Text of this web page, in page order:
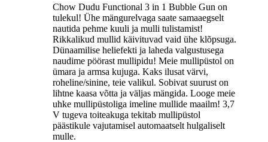
Chow Dudu Functional 3 in 1 Bubble Gun on
tulekul! Ühe mängurelvaga saate samaaegselt
nautida pehme kuuli ja mulli tulistamist!
Rikkalikud mullid käivituvad vaid ühe klõpsuga.
Dünaamilise heliefekti ja laheda valgustusega
naudime pöörast mullipidu! Meie mullipüstol on
ümara ja armsa kujuga. Kaks ilusat värvi,
roheline/sinine, teie valikul. Sobivat suurust on
lihtne kaasa võtta ja väljas mängida. Looge meie
uhke mullipüstoliga imeline mullide maailm! 3,7
V tugeva toiteakuga tekitab mullipüstol
päästikule vajutamisel automaatselt hulgaliselt
mulle.